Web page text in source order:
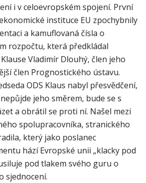
i v celoevropském spojení. První
instituce EU zpochybnily
a kamuflovaná čísla o
rozpočtu, která předkládal
Vladimír Dlouhý, člen jeho
člen Prognostického ústavu.
ODS Klaus nabyl přesvědčení,
jeho směrem, bude se s
a obrátil se proti ní. Našel mezi
spolupracovníka, stranického
který jako poslanec
hází Evropské unii „klacky pod
pod tlakem svého guru o
sjednocení.